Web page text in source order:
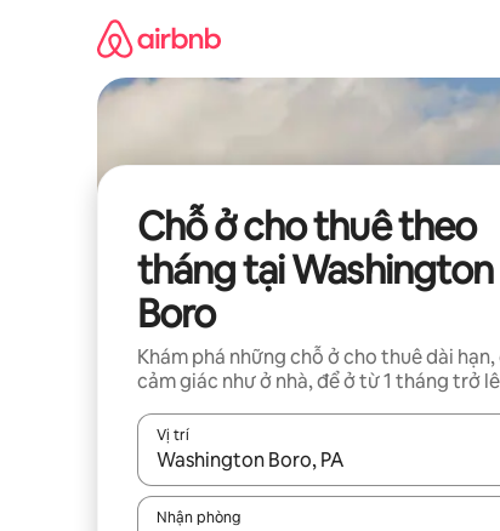
Chỗ ở cho thuê theo
tháng tại Washington
Boro
Khám phá những chỗ ở cho thuê dài hạn,
cảm giác như ở nhà, để ở từ 1 tháng trở
Vị trí
Khi có kết quả, hãy điều hướng bằng phím
Nhận phòng